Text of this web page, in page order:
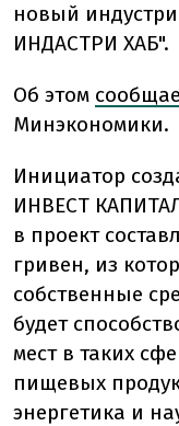
новый
ИНДАСТРИ ХАБ".
Об этом
Минэкономики.
Инициатор
ИНВЕСТ
в проект
гривен, из
собственные
будет
мест в таких
пищевых
энергетика и